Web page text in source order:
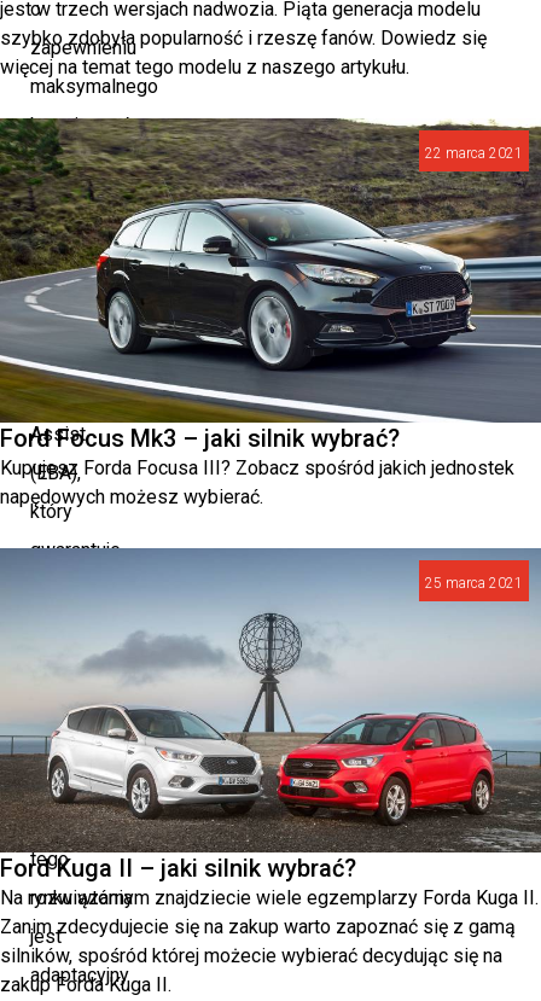
o
zapewnieniu
maksymalnego
bezpieczeństwa.
Jednym
z
kluczowych
systemów
jest
Emergency
Brake
Assist
(EBA),
który
gwarantuje
hamowania
nagłych
sytuacjach.
Uzupełnieniem
tego
rozwiązania
jest
adaptacyjny
jest w trzech wersjach nadwozia. Piąta generacja modelu
szybko zdobyła popularność i rzeszę fanów. Dowiedz się
więcej na temat tego modelu z naszego artykułu.
22 marca 2021
Ford Focus Mk3 – jaki silnik wybrać?
Kupujesz Forda Focusa III? Zobacz spośród jakich jednostek
napędowych możesz wybierać.
25 marca 2021
Ford Kuga II – jaki silnik wybrać?
Na rynku wtórnym znajdziecie wiele egzemplarzy Forda Kuga II.
Zanim zdecydujecie się na zakup warto zapoznać się z gamą
silników, spośród której możecie wybierać decydując się na
zakup Forda Kuga II.